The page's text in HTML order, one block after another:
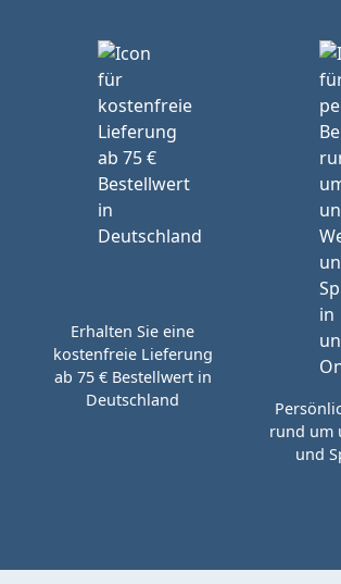
Erhalten Sie eine
kostenfreie Lieferung
ab 75 € Bestellwert in
Deutschland
rund um
und